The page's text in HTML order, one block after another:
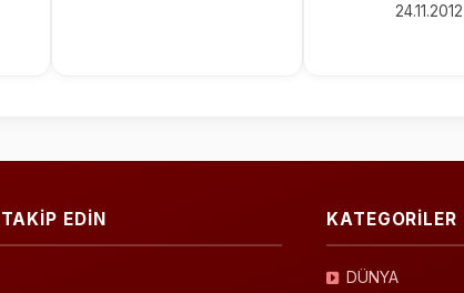
24.11.2012
EDİN KATEGORİLER
DÜNYA